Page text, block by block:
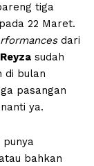
tiga
22 Maret.
dari
sudah
di bulan
pasangan
ya.
bahkan